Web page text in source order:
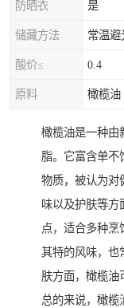
防晒衣 是
储藏方法 常温避
酸价≤ 0.4
原料 橄榄油
橄榄油是一种由
脂。它富含单不
物质，被认为对
味以及护肤等方
点，适合多种烹
其特的风味，也
肤方面，橄榄油
总的来说，橄榄